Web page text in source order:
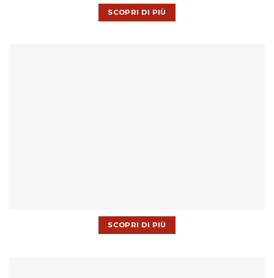
SCOPRI DI PIÙ
SCOPRI DI PIÙ